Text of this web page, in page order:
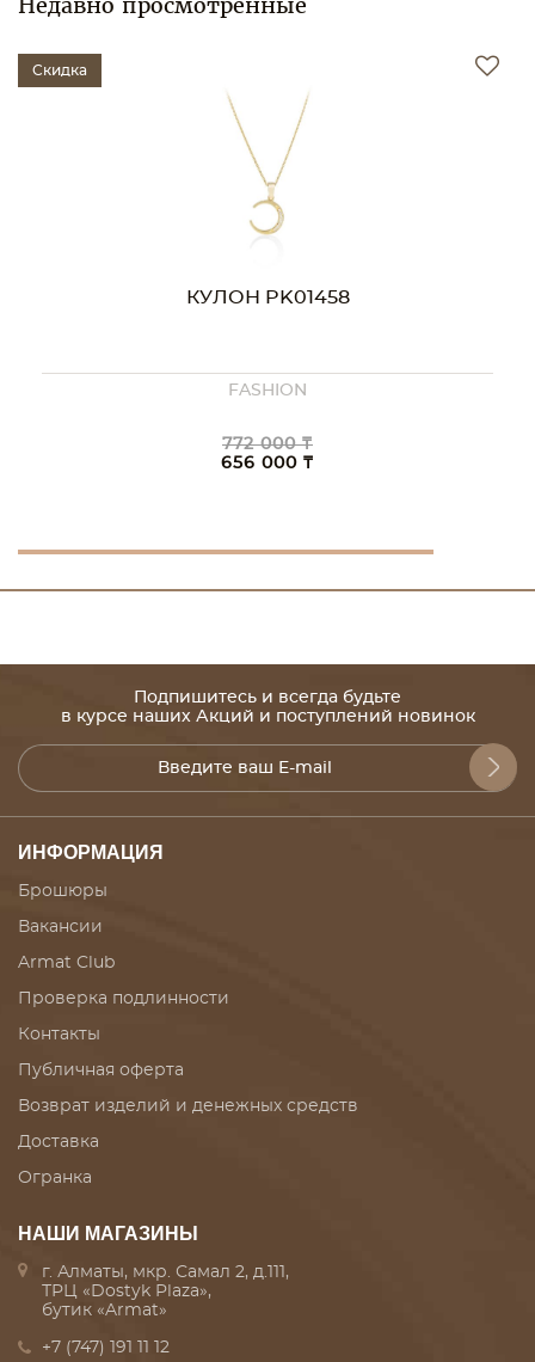
Недавно просмотренные
Скидка
КУЛОН PK01458
FASHION
772 000 ₸
656 000 ₸
Подпишитесь и всегда будьте
в курсе наших Акций и поступлений новинок
ИНФОРМАЦИЯ
Брошюры
Вакансии
Armat Club
Проверка подлинности
Контакты
Публичная оферта
Возврат изделий и денежных средств
Доставка
Огранка
НАШИ МАГАЗИНЫ
г. Алматы, мкр. Самал 2, д.111,
ТРЦ «Dostyk Plaza»,
бутик «Armat»
+7 (747) 191 11 12